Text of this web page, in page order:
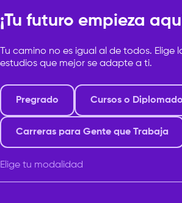
¡Tu futuro empieza
Tu camino no es igual al de todos. Elige
estudios que mejor se adapte a ti.
Pregrado Cursos o
Carreras para Gente que Trabaja
Elige tu modalidad